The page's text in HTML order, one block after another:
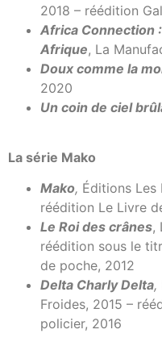
2018 – réédition
Africa Connection
Afrique, La
Doux comme la
2020
Un coin de ciel
La série Mako
Mako, Éditions Les
réédition Le Livre
Le Roi des crânes,
réédition sous le
de poche, 2012
Delta Charly Delta,
Froides, 2015 –
policier, 2016